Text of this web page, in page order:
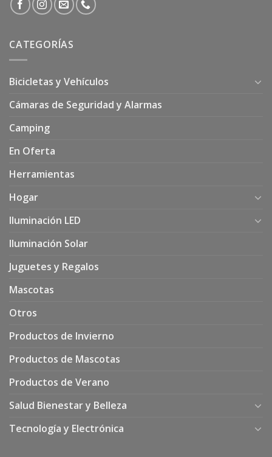
CATEGORÍAS
Bicicletas y Vehículos
Cámaras de Seguridad y Alarmas
Camping
En Oferta
Herramientas
Hogar
Iluminación LED
Iluminación Solar
Juguetes y Regalos
Mascotas
Otros
Productos de Invierno
Productos de Mascotas
Productos de Verano
Salud Bienestar y Belleza
Tecnología y Electrónica